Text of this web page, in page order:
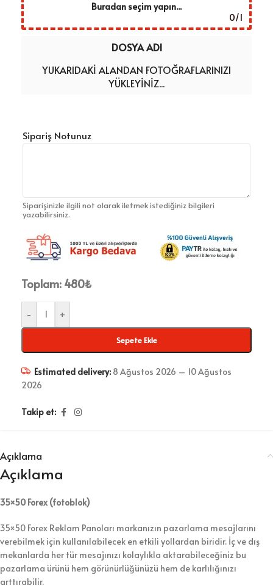
Buradan seçim yapın...
0/1
DOSYA ADI
YUKARIDAKI ALANDAN FOTOĞRAFLARINIZI
YÜKLEYINIZ...
Sipariş Notunuz
Siparişinizle ilgili not olarak iletmek istediğiniz bilgileri
yazabilirsiniz.
Toplam: 480₺
- +
Sepete Ekle
Estimated delivery: 8 Ağustos 2026 – 10 Ağustos
2026
Takip et:
Açıklama
Açıklama
35×50 Forex (fotoblok)
35×50 Forex Reklam Panoları markanızın pazarlama mesajlarını
verebilmek için kullanılabilecek en etkili yollardan biridir. İç ve dış
mekanlarda her tür mesajınızı kolaylıkla aktarabileceğiniz bu
pazarlama ürünü hem görünürlüğünüzü hem de karlılığınızı
arttırabilir.